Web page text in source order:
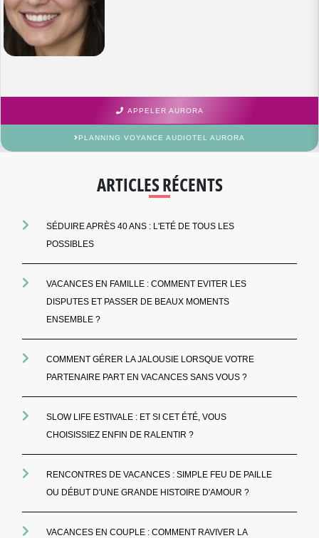
APPELER AURORA
PLANNING VOYANCE AUDIOTEL AURORA
ARTICLES RÉCENTS
SÉDUIRE APRÈS 40 ANS : L'ETÉ DE TOUS LES
POSSIBLES
VACANCES EN FAMILLE : COMMENT EVITER LES
DISPUTES ET PASSER DE BEAUX MOMENTS
ENSEMBLE ?
COMMENT GÉRER LA JALOUSIE LORSQUE VOTRE
PARTENAIRE PART EN VACANCES SANS VOUS ?
SLOW LIFE ESTIVALE : ET SI CET ÉTÉ, VOUS
CHOISISSIEZ ENFIN DE RALENTIR ?
RENCONTRES DE VACANCES : SIMPLE FEU DE PAILLE
OU DÉBUT D'UNE GRANDE HISTOIRE D'AMOUR ?
VACANCES EN COUPLE : COMMENT RAVIVER LA